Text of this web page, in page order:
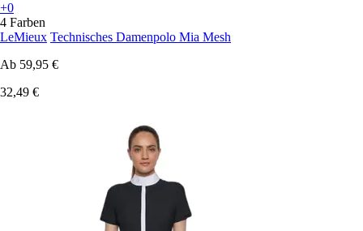
+0
4 Farben
LeMieux Technisches Damenpolo Mia Mesh
Ab 59,95 €
32,49 €